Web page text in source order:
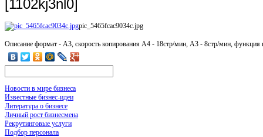
[1102kj3nl0]
pic_5465fcac9034c.jpg
Описание формат - A3, cкорость копирования A4 - 18стр/мин, A3 - 8стр/мин, функция
Новости в мире бизнеса
Известные бизнес-идеи
Литература о бизнесе
Личный рост бизнесмена
Рекрутинговые услуги
Подбор персонала